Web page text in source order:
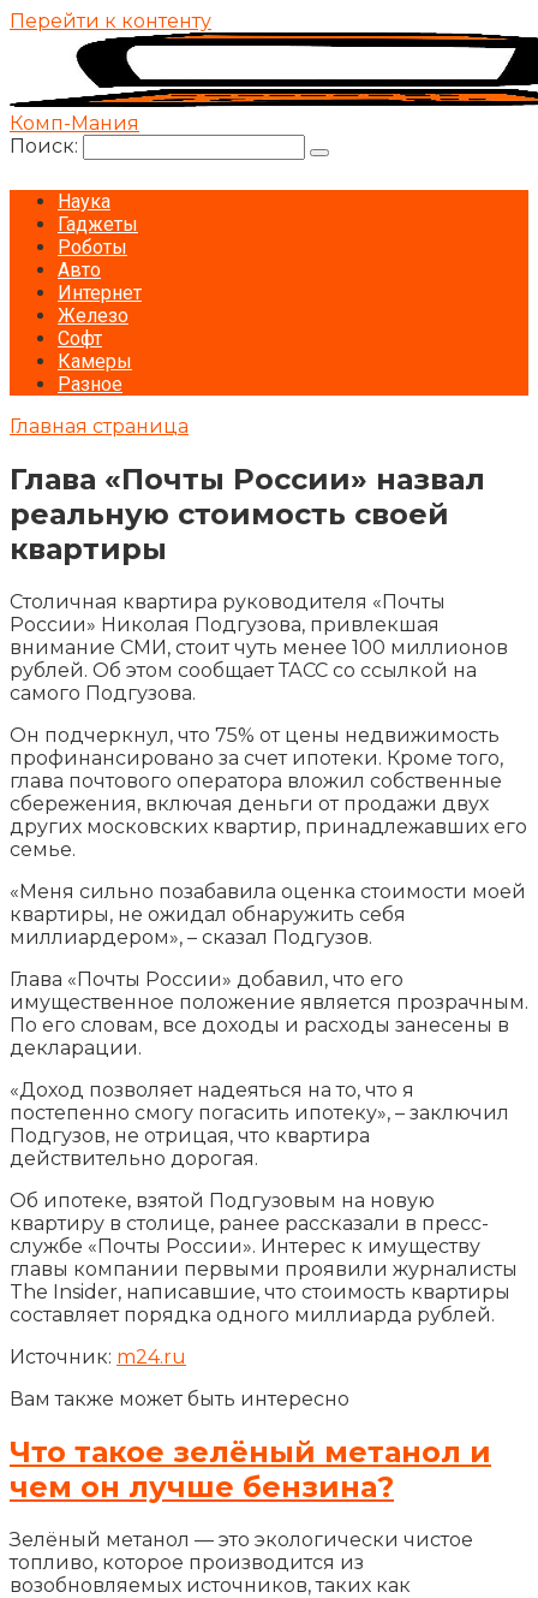
Перейти к контенту
Комп-Мания
Поиск:
Наука
Гаджеты
Роботы
Авто
Интернет
Железо
Софт
Камеры
Разное
Главная страница
Глава «Почты России» назвал
реальную стоимость своей
квартиры
Столичная квартира руководителя «Почты
России» Николая Подгузова, привлекшая
внимание СМИ, стоит чуть менее 100 миллионов
рублей. Об этом сообщает ТАСС со ссылкой на
самого Подгузова.
Он подчеркнул, что 75% от цены недвижимость
профинансировано за счет ипотеки. Кроме того,
глава почтового оператора вложил собственные
сбережения, включая деньги от продажи двух
других московских квартир, принадлежавших его
семье.
«Меня сильно позабавила оценка стоимости моей
квартиры, не ожидал обнаружить себя
миллиардером», – сказал Подгузов.
Глава «Почты России» добавил, что его
имущественное положение является прозрачным.
По его словам, все доходы и расходы занесены в
декларации.
«Доход позволяет надеяться на то, что я
постепенно смогу погасить ипотеку», – заключил
Подгузов, не отрицая, что квартира
действительно дорогая.
Об ипотеке, взятой Подгузовым на новую
квартиру в столице, ранее рассказали в пресс-
службе «Почты России». Интерес к имуществу
главы компании первыми проявили журналисты
The Insider, написавшие, что стоимость квартиры
составляет порядка одного миллиарда рублей.
Источник: m24.ru
Вам также может быть интересно
Что такое зелёный метанол и
чем он лучше бензина?
Зелёный метанол — это экологически чистое
топливо, которое производится из
возобновляемых источников, таких как